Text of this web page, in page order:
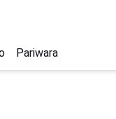
Pariwara